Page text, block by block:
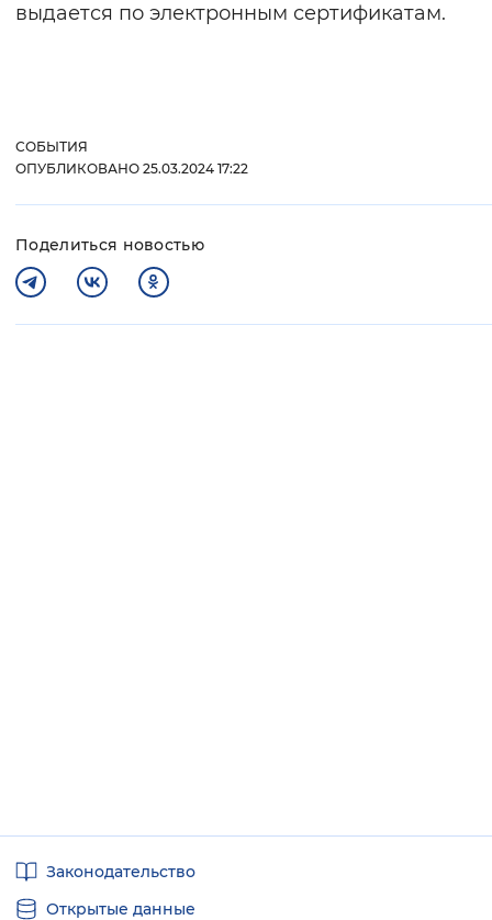
выдается по электронным сертификатам.
СОБЫТИЯ
ОПУБЛИКОВАНО 25.03.2024 17:22
Поделиться новостью
ссылкиЗаконодательство
Открытые данные